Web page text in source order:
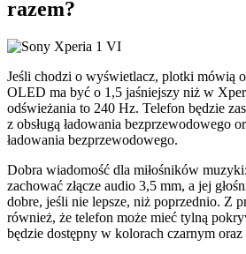
razem?
Jeśli chodzi o wyświetlacz, plotki mówią
OLED ma być o 1,5 jaśniejszy niż w
odświeżania to 240 Hz. Telefon będzie
z obsługą ładowania bezprzewodowego
ładowania bezprzewodowego.
Dobra wiadomość dla miłośników
zachować złącze audio 3,5 mm, a jej
dobre, jeśli nie lepsze, niż poprzednio. Z
również, że telefon może mieć tylną
będzie dostępny w kolorach czarnym